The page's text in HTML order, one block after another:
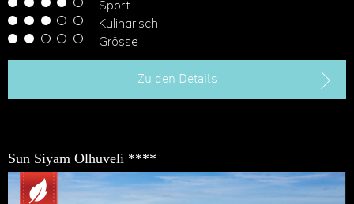
Sport
Kulinarisch
Grösse
Zu den Details
Sun Siyam Olhuveli ****